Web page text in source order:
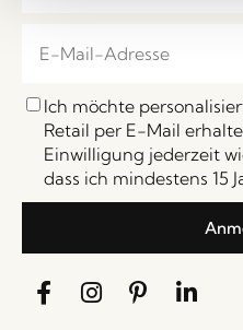
Ich möchte
Retail per E-Mail
Einwilligung jederzeit
dass ich mindestens 15